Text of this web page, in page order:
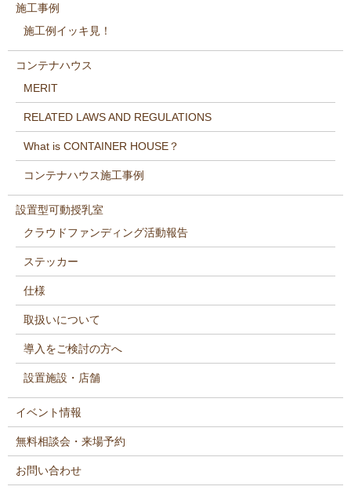
施工事例
施工例イッキ見！
コンテナハウス
MERIT
RELATED LAWS AND REGULATIONS
What is CONTAINER HOUSE？
コンテナハウス施工事例
設置型可動授乳室
クラウドファンディング活動報告
ステッカー
仕様
取扱いについて
導入をご検討の方へ
設置施設・店舗
イベント情報
無料相談会・来場予約
お問い合わせ